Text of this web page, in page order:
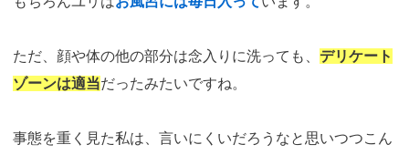
ただ、顔や体の他の部分は念入りに洗っても、 デリケート
ゾーンは適当だったみたいですね。
事態を重く見た私は、言いにくいだろうなと思いつつこん